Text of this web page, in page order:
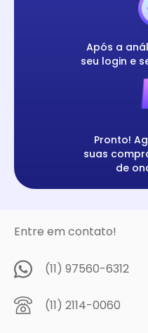
Após a
seu login e
Pronto!
suas
de
Entre em contato!
(11) 97560-6312
(11) 2114-0060